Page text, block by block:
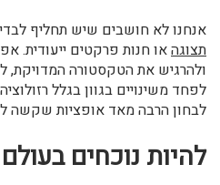
אנחנו לא חושבים שיש תחליף
תצוגהאו חנות פרקטים ייעודית.
ולהרגיש את הטקסטורה המדויקת,
לפחד משינויים בגוון בגלל
לבחון הרבה מאד אופציות שקשה
להיות נוכחים